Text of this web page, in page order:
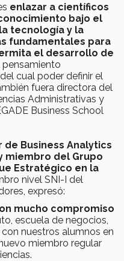
enlazar a científicos
bajo el
tecnología y la
fundamentales para
el desarrollo de
pensamiento
cual poder definir el
fuera directora del
Administrativas y
Business School
Business Analytics
miembro del Grupo
Estratégico en la
nivel SNI-I del
expresó:
mucho compromiso
escuela de negocios,
nuestros alumnos en
miembro regular